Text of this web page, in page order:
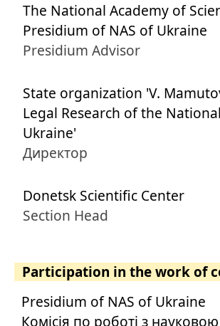
The National Academy of
Presidium of NAS of Ukraine
Presidium Advisor
State organization 'V.
Legal Research of the
Ukraine'
Директор
Donetsk Scientific Center
Section Head
Participation in the work of
Presidium of NAS of Ukraine
Комісія по роботі з